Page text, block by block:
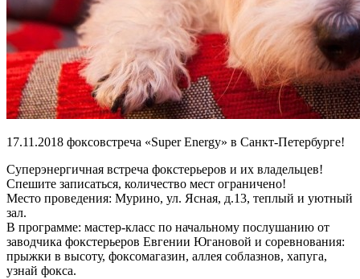
17.11.2018 фоксовстреча «Super Energy» в Санкт-Петербурге!
Суперэнергичная встреча фокстерьеров и их владельцев!
Спешите записаться, количество мест ограничено!
Место проведения: Мурино, ул. Ясная, д.13, теплый и уютный
зал.
В программе: мастер-класс по начальному послушанию от
заводчика фокстерьеров Евгении Югановой и соревнования:
прыжки в высоту, фоксомагазин, аллея соблазнов, хапуга,
узнай фокса.